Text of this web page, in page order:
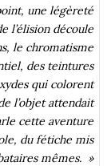
une légèreté
l’élision découle
le chromatisme
des teintures
qui colorent
l’objet attendait
cette aventure
du fétiche mis
mêmes. »